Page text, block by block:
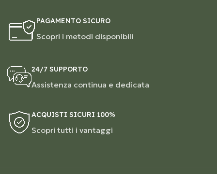
PAGAMENTO SICURO
Scopri i metodi disponibili
24/7 SUPPORTO
Assistenza continua e dedicata
ACQUISTI SICURI 100%
Scopri tutti i vantaggi